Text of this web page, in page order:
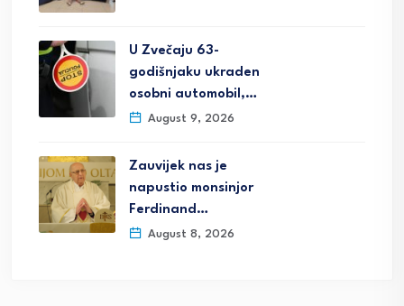
U Zvečaju 63-
godišnjaku ukraden
osobni automobil,…
August 9, 2026
Zauvijek nas je
napustio monsinjor
Ferdinand…
August 8, 2026